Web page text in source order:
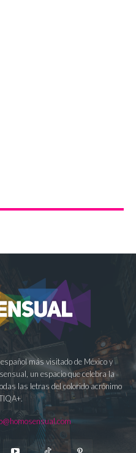
más visitado de México y
un espacio que celebra la
las letras del colorido acrónimo